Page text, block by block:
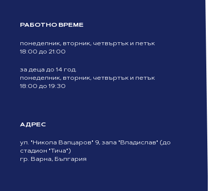
РАБОТНО ВРЕМЕ
понеделник, вторник, четвъртък и петък
18:00 до 21:00
за деца до 14 год.
понеделник, вторник, четвъртък и петък
18:00 до 19:30
АДРЕС
ул. "Никола Вапцаров" 9, зала "Владислав" (до
стадион "Тича")
гр. Варна, България